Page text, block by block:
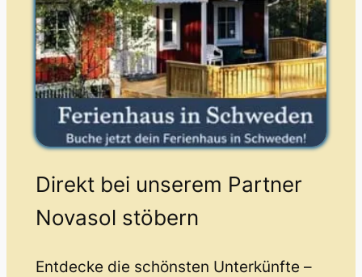
Direkt bei unserem Partner
Novasol stöbern
Entdecke die schönsten Unterkünfte –